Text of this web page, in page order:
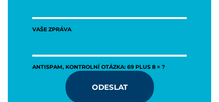
VAŠE ZPRÁVA
ANTISPAM, KONTROLNÍ OTÁZKA: 69 PLUS 8 = ?
ODESLAT